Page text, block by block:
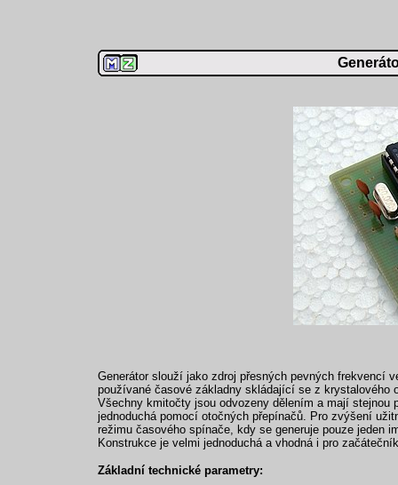
Generátor slouží jako zdroj přesných pevných frekvencí
používané časové základny skládající se z krystalového
Všechny kmitočty jsou odvozeny dělením a mají
jednoduchá pomocí otočných přepínačů. Pro zvýšení
režimu časového spínače, kdy se generuje pouze jeden
Konstrukce je velmi jednoduchá a vhodná i pro
Základní technické parametry: